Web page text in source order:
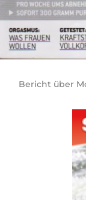
Bericht über